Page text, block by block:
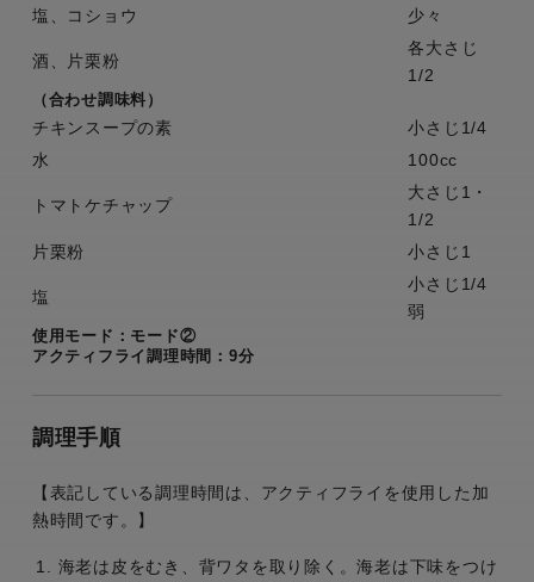
塩、コショウ 少々
酒、片栗粉
各大さじ
1/2
（合わせ調味料）
チキンスープの素
小さじ1/4
水
100cc
トマトケチャップ
大さじ1・
1/2
片栗粉
小さじ1
塩
小さじ1/4
弱
使用モード：モード②
アクティフライ調理時間：9分
調理手順
【表記している調理時間は、アクティフライを使用した加
熱時間です。】
海老は皮をむき、背ワタを取り除く。海老は下味をつけ